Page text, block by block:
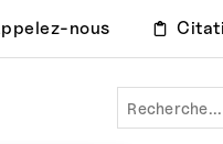
nous
Recherche